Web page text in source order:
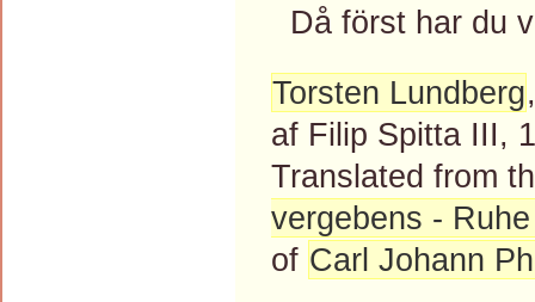
Då först har du
Torsten Lundberg
af Filip Spitta III,
Translated from
vergebens -
of Carl Johann